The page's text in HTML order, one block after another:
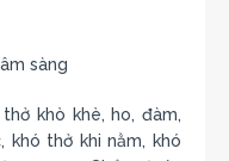
sàng
khò khè, ho, đàm,
khó thở khi nằm, khó